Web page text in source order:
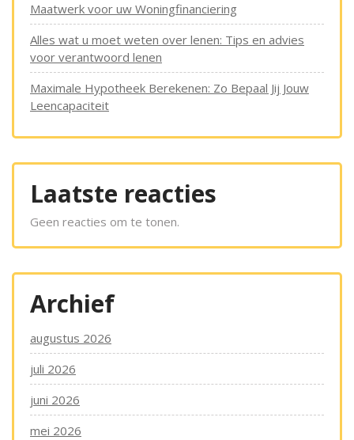
Maatwerk voor uw Woningfinanciering
Alles wat u moet weten over lenen: Tips en advies
voor verantwoord lenen
Maximale Hypotheek Berekenen: Zo Bepaal Jij Jouw
Leencapaciteit
Laatste reacties
Geen reacties om te tonen.
Archief
augustus 2026
juli 2026
juni 2026
mei 2026